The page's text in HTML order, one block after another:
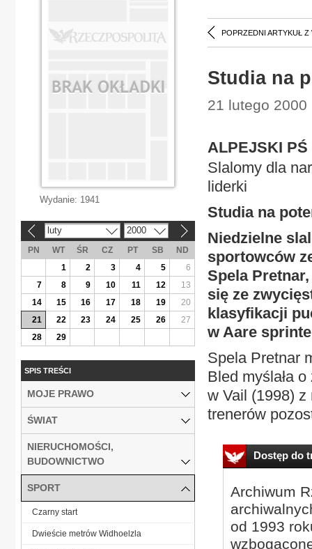
POPRZEDNI ARTYKUŁ Z
Studia na
21 lutego 2000
ALPEJSKI PŚ
Slalomy dla
liderki
Studia na
Niedzielne
sportowców
Spela
się ze
klasyfikacji
w Aare
Spela Pretnar
Bled myślała
w Vail (1998) z
trenerów
Dostęp do
Archiwum
od 1993
Wydanie: 1941
luty 2000
PN WT ŚR CZ PT SB
ND
1
2 3 4 5
6
7
8 9 10 11 12
13
14
15 16 17 18 19
20
21
22 23 24 25 26
27
28
29
SPIS TREŚCI
MOJE PRAWO
ŚWIAT
NIERUCHOMOŚCI,
BUDOWNICTWO
SPORT
Czarny start
Dwieście metrów Widhoelzla